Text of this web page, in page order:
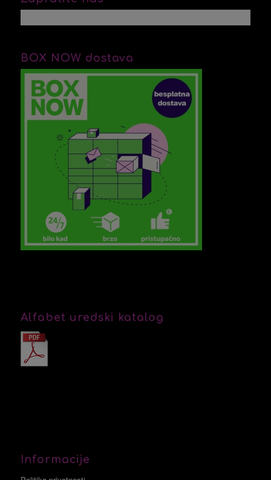
BOX NOW dostava
Alfabet uredski katalog
Informacije